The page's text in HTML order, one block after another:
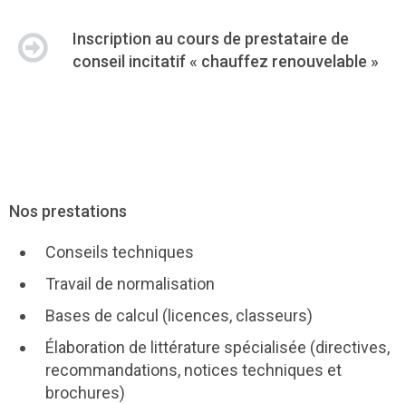
Inscription au cours de prestataire de
conseil incitatif « chauffez renouvelable »
Nos prestations
Conseils techniques
Travail de normalisation
Bases de calcul (licences, classeurs)
Élaboration de littérature spécialisée (directives,
recommandations, notices techniques et
brochures)